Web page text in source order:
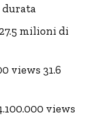
durata
milioni di
views 31.6
views